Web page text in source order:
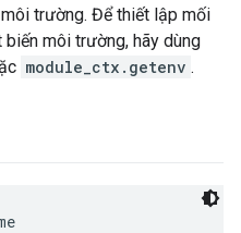
trường. Để thiết lập mối
môi trường, hãy dùng
module_ctx.getenv .